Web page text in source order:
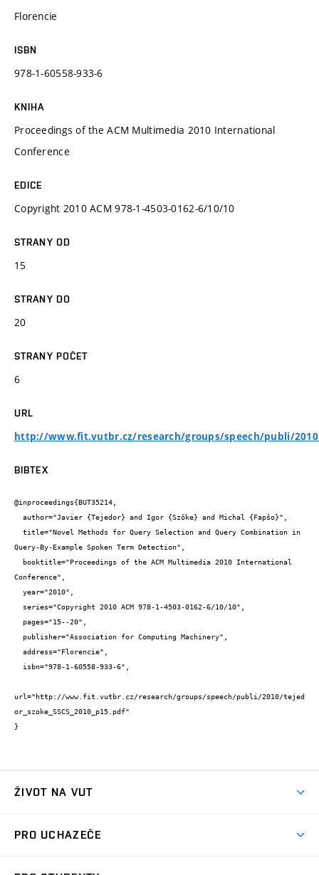
Florencie
ISBN
978-1-60558-933-6
KNIHA
Proceedings of the ACM Multimedia 2010 International
Conference
EDICE
Copyright 2010 ACM 978-1-4503-0162-6/10/10
STRANY OD
15
STRANY DO
20
STRANY POČET
6
URL
http://www.fit.vutbr.cz/research/groups/speech/publi/2010/
BIBTEX
@inproceedings{BUT35214,
Query-By-Example Spoken Term Detection",
Conference",
url="http://www.fit.vutbr.cz/research/groups/speech/publi/2010/tejed
or_szoke_SSCS_2010_p15.pdf"
}
ŽIVOT NA VUT
Koleje
PRO UCHAZEČE